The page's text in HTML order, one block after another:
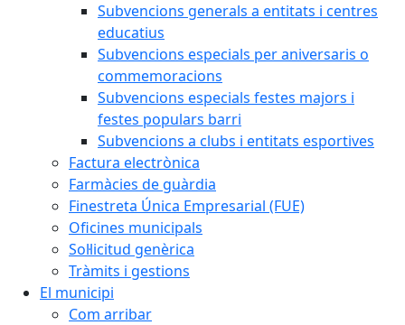
Subvencions generals a entitats i centres
educatius
Subvencions especials per aniversaris o
commemoracions
Subvencions especials festes majors i
festes populars barri
Subvencions a clubs i entitats esportives
Factura electrònica
Farmàcies de guàrdia
Finestreta Única Empresarial (FUE)
Oficines municipals
Sol·licitud genèrica
Tràmits i gestions
El municipi
Com arribar